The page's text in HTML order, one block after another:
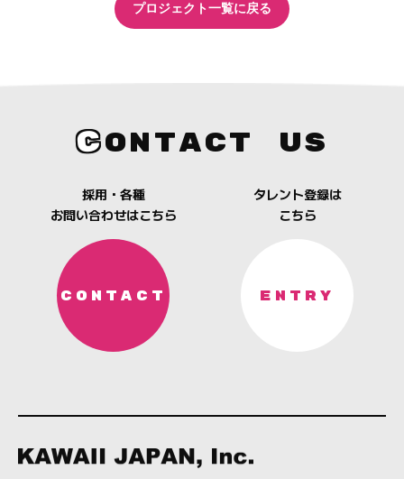
プロジェクト一覧に戻る
CONTACT US
採用・各種
お問い合わせはこちら
CONTACT
タレント登録は
こちら
ENTRY